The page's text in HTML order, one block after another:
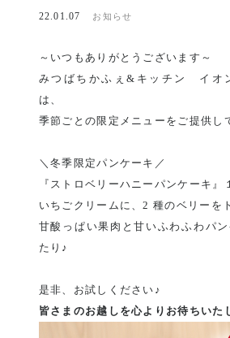
22.01.07 お知らせ
～いつもありがとうございます～
みつばちかふぇ&キッチン イオ
は、
季節ごとの限定メニューをご提供し
＼冬季限定パンケーキ／
『ストロベリーハニーパンケーキ』
いちごクリームに、2 種のベリーを
甘酸っぱい果肉と甘いふわふわパ
たり♪
是非、お試しください♪
皆さまのお越しを心よりお待ちいた